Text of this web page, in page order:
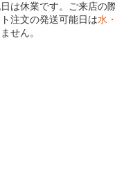
は休業です。ご来店の
注文の発送可能日は水
せん。